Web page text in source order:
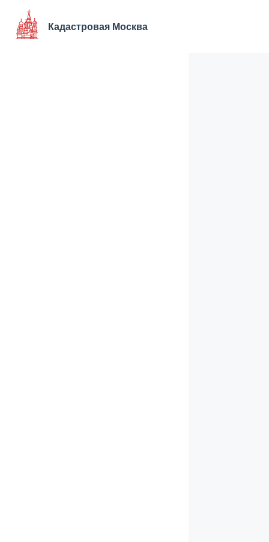
Перейти
содержимому
Кадастровая Москва